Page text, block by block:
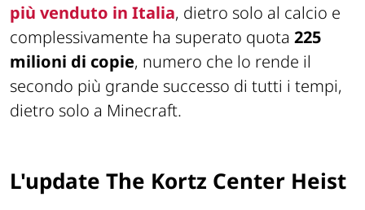
più venduto in Italia, dietro solo al calcio e
complessivamente ha superato quota 225
milioni di copie, numero che lo rende il
secondo più grande successo di tutti i tempi,
dietro solo a Minecraft.
L'update The Kortz Center Heist